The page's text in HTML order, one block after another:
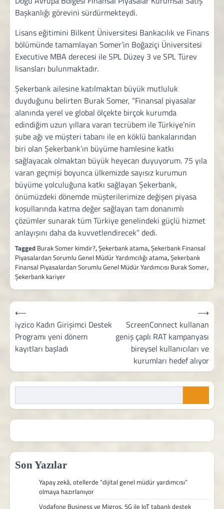
Başkanlığı görevini sürdürmekteydi.
Lisans eğitimini Bilkent Üniversitesi Bankacılık ve Finans
bölümünde tamamlayan Somer’in Boğaziçi Üniversitesi
Executive MBA derecesi ile SPL Düzey 3 ve SPL Türev
lisansları bulunmaktadır.
Şekerbank ailesine katılmaktan büyük mutluluk
duyduğunu belirten Burak Somer, “Finansal piyasalar
alanında yerel ve global ölçekte birçok kurumda
edindiğim uzun yıllara varan tecrübem ile Türkiye’nin
şube ağı ve müşteri tabanı ile en köklü bankalarından
biri olan Şekerbank’ın büyüme hamlesine katkı
sağlayacak olmaktan büyük heyecan duyuyorum. 75 yıla
varan geçmişi boyunca ülkemizde sayısız kurumun
büyüme yolculuğuna katkı sağlayan Şekerbank,
önümüzdeki dönemde müşterilerimize değişen piyasa
koşullarında katma değer sağlayan tam donanımlı
çözümler sunarak tüm Türkiye genelindeki güçlü hizmet
anlayışını daha da kuvvetlendirecek” dedi.
Tagged Burak Somer kimdir?,Şekerbank atama,Şekerbank Finansal
Piyasalardan Sorumlu Genel Müdür Yardımcılığı atama,Şekerbank
Finansal Piyasalardan Sorumlu Genel Müdür Yardımcısı Burak Somer,
Şekerbank kariyer
Yazı
gezinmesi
⟵
iyzico Kadın Girişimci Destek
Programı yeni dönem
kayıtları başladı
ScreenConnect kullanan
geniş çaplı RAT kampanyası
bireysel kullanıcıları ve
kurumları hedef alıyor
⟶
Son Yazılar
Yapay zekâ, otellerde “dijital genel müdür yardımcısı”
olmaya hazırlanıyor
Vodafone Business ve Migros, 5G ile IoT tabanlı destek